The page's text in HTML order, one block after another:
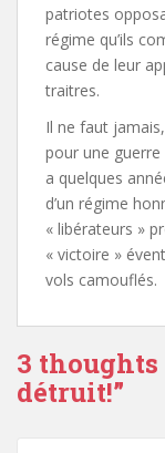
patriotes
régime qu’ils
cause de leur
traitres.
Il ne faut
pour une guerre
a quelques
d’un régime
« libérateurs »
« victoire »
vols camouflés.
3 thoughts
détruit!”